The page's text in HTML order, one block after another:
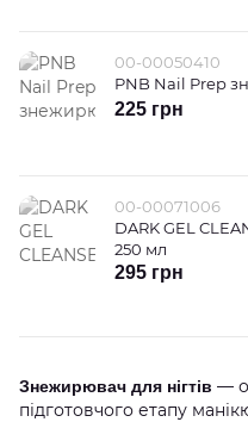
00-00050410
PNB Nail Prep
225 грн
00-00071006
DARK GEL
250 мл
295 грн
Знежирювач для нігтів —
підготовчого етапу